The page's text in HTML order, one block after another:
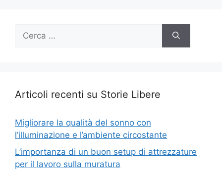
Ricerca
Articoli recenti su Storie Libere
Migliorare la qualità del sonno con
l’illuminazione e l’ambiente circostante
L’importanza di un buon setup di attrezzature
per il lavoro sulla muratura